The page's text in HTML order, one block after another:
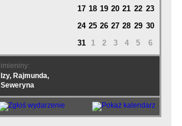
17 18 19 20 21 22 23
24 25 26 27 28 29 30
31
1 2 3 4 5 6
imieniny:
Izy, Rajmunda,
Seweryna